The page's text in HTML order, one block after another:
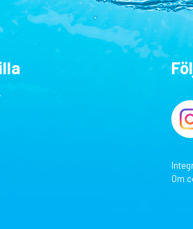
Om